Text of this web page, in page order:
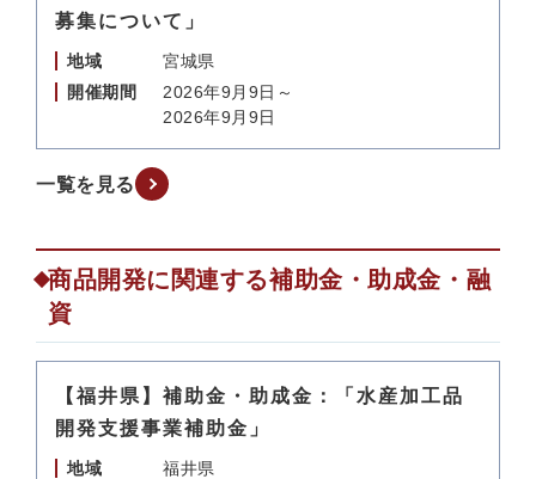
募集について」
地域
宮城県
開催期間
2026年9月9日～
2026年9月9日
一覧を見る
商品開発に関連する補助金・助成金・融
資
【福井県】補助金・助成金：「水産加工品
開発支援事業補助金」
地域 福井県